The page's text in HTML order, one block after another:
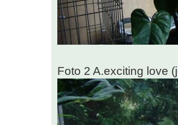
Foto 2 A.exciting love